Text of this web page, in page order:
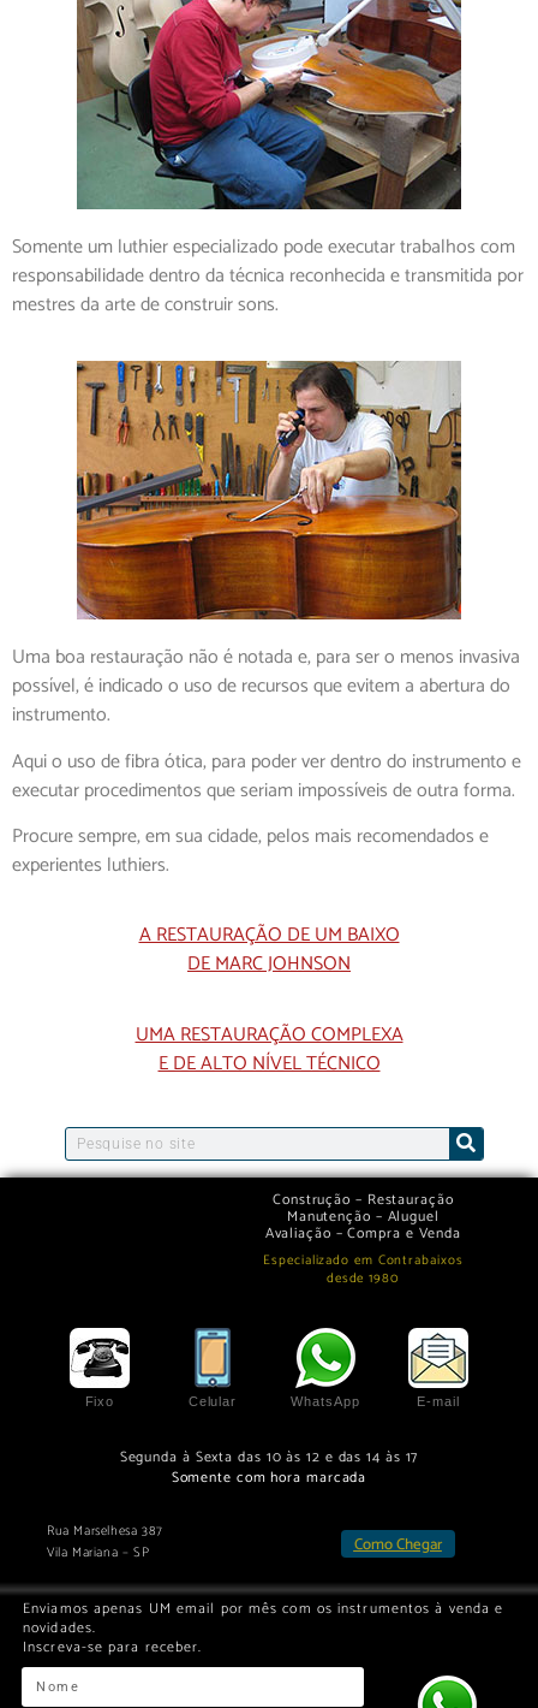
Somente um luthier especializado pode executar trabalhos com
responsabilidade dentro da técnica reconhecida e transmitida por
mestres da arte de construir sons.
Uma boa restauração não é notada e, para ser o menos invasiva
possível, é indicado o uso de recursos que evitem a abertura do
instrumento.
Aqui o uso de fibra ótica, para poder ver dentro do instrumento e
executar procedimentos que seriam impossíveis de outra forma.
Procure sempre, em sua cidade, pelos mais recomendados e
experientes luthiers.
A RESTAURAÇÃO DE UM BAIXO
DE MARC JOHNSON
UMA RESTAURAÇÃO COMPLEXA
E DE ALTO NÍVEL TÉCNICO
Construção – Restauração
Manutenção – Aluguel
Avaliação – Compra e Venda
Especializado em Contrabaixos
desde 1980
Fixo Celular WhatsApp E-mail
Segunda à Sexta das 10 às 12 e das 14 às 17
Somente com hora marcada
Rua Marselhesa 387
Vila Mariana – SP
Como Chegar
Enviamos apenas UM email por mês com os instrumentos à venda e
novidades.
Inscreva-se para receber.